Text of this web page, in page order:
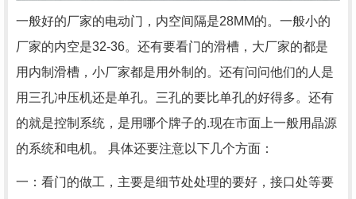
一般好的厂家的电动门，内空间隔是28MM的。一般小的
厂家的内空是32-36。还有要看门的滑槽，大厂家的都是
用内制滑槽，小厂家都是用外制的。还有问问他们的人是
用三孔冲压机还是单孔。三孔的要比单孔的好得多。还有
的就是控制系统，是用哪个牌子的.现在市面上一般用晶源
的系统和电机。 具体还要注意以下几个方面：
一：看门的做工，主要是细节处处理的要好，接口处等要